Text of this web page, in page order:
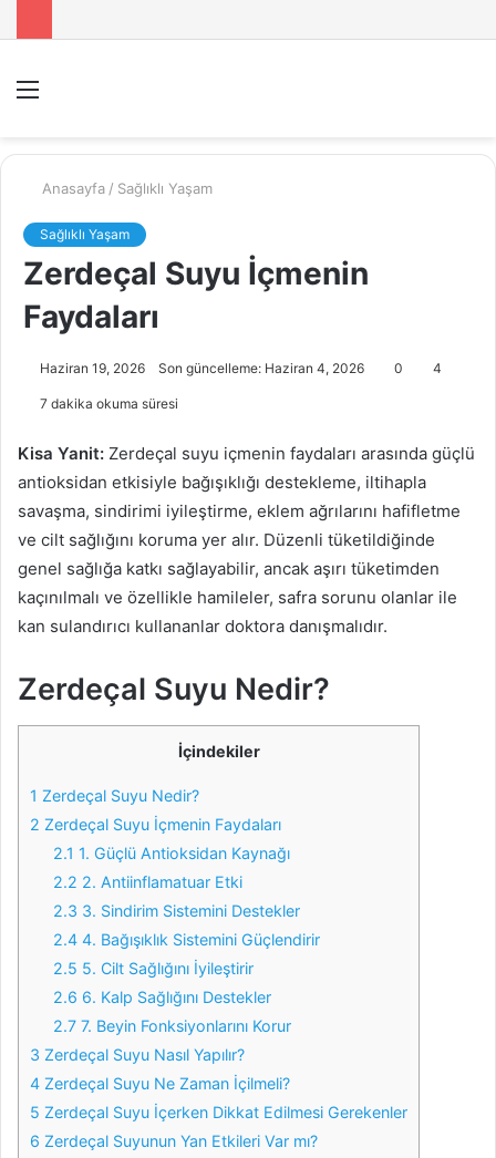
...
Anasayfa / Sağlıklı Yaşam
Sağlıklı Yaşam
Zerdeçal Suyu İçmenin
Faydaları
Haziran 19, 2026 Son güncelleme: Haziran 4, 2026 0 4
7 dakika okuma süresi
Kisa Yanit: Zerdeçal suyu içmenin faydaları arasında güçlü
antioksidan etkisiyle bağışıklığı destekleme, iltihapla
savaşma, sindirimi iyileştirme, eklem ağrılarını hafifletme
ve cilt sağlığını koruma yer alır. Düzenli tüketildiğinde
genel sağlığa katkı sağlayabilir, ancak aşırı tüketimden
kaçınılmalı ve özellikle hamileler, safra sorunu olanlar ile
kan sulandırıcı kullananlar doktora danışmalıdır.
Zerdeçal Suyu Nedir?
İçindekiler
1 Zerdeçal Suyu Nedir?
2 Zerdeçal Suyu İçmenin Faydaları
2.1 1. Güçlü Antioksidan Kaynağı
2.2 2. Antiinflamatuar Etki
2.3 3. Sindirim Sistemini Destekler
2.4 4. Bağışıklık Sistemini Güçlendirir
2.5 5. Cilt Sağlığını İyileştirir
2.6 6. Kalp Sağlığını Destekler
2.7 7. Beyin Fonksiyonlarını Korur
3 Zerdeçal Suyu Nasıl Yapılır?
4 Zerdeçal Suyu Ne Zaman İçilmeli?
5 Zerdeçal Suyu İçerken Dikkat Edilmesi Gerekenler
6 Zerdeçal Suyunun Yan Etkileri Var mı?